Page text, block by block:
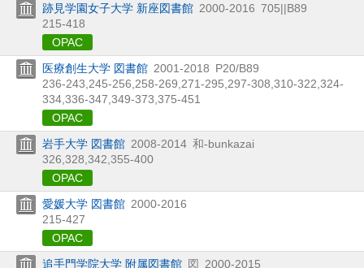
跡見学園女子大学 新座図書館 2000-2016 705||B89
215-418
OPAC
医療創生大学 図書館 2001-2018 P20/B89
236-243, 245-256, 258-269, 271-295, 297-308, 310-322, 324-
334, 336-347, 349-373, 375-451
OPAC
岩手大学 図書館 2008-2014 和-bunkazai
326, 328, 342, 355-400
OPAC
愛媛大学 図書館 2000-2016
215-427
OPAC
追手門学院大学 附属図書館 図 2000-2015